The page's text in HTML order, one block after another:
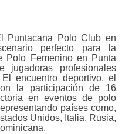
Puntacana Polo Club en
perfecto para la
Polo Femenino en Punta
profesionales
encuentro deportivo, el
la participación de 16
en eventos de polo
países como,
Unidos, Italia, Rusia,